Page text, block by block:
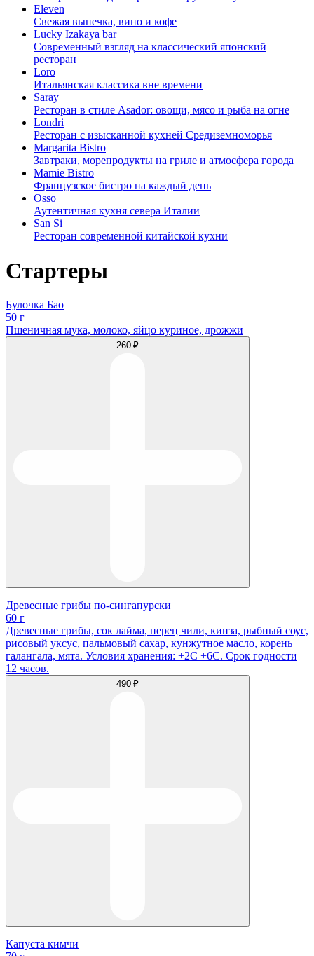
Eleven
Свежая выпечка, вино и кофе
Lucky Izakaya bar
Современный взгляд на классический японский
ресторан
Loro
Итальянская классика вне времени
Saray
Ресторан в стиле Asador: овощи, мясо и рыба на огне
Londri
Ресторан с изысканной кухней Средиземноморья
Margarita Bistro
Завтраки, морепродукты на гриле и атмосфера города
Mamie Bistro
Французское бистро на каждый день
Osso
Аутентичная кухня севера Италии
San Si
Ресторан современной китайской кухни
Стартеры
Булочка Бао
50 г
Пшеничная мука, молоко, яйцо куриное, дрожжи
260 ₽
Древесные грибы по-сингапурски
60 г
Древесные грибы, сок лайма, перец чили, кинза, рыбный соус,
рисовый уксус, пальмовый сахар, кунжутное масло, корень
галангала, мята. Условия хранения: +2С +6С. Срок годности
12 часов.
490 ₽
Капуста кимчи